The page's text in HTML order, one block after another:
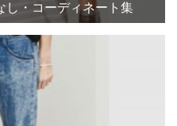
し・コーディネート集